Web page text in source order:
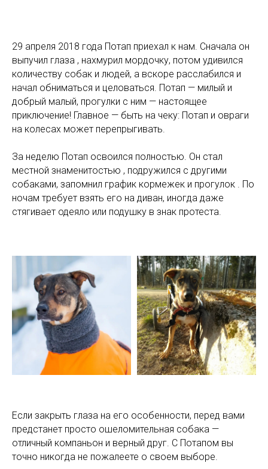
29 апреля 2018 года Потап приехал к нам. Сначала он
выпучил глаза , нахмурил мордочку, потом удивился
количеству собак и людей, а вскоре расслабился и
начал обниматься и целоваться. Потап — милый и
добрый малый, прогулки с ним — настоящее
приключение! Главное — быть на чеку: Потап и овраги
на колесах может перепрыгивать.
За неделю Потап освоился полностью. Он стал
местной знаменитостью , подружился с другими
собаками, запомнил график кормежек и прогулок . По
ночам требует взять его на диван, иногда даже
стягивает одеяло или подушку в знак протеста.
Если закрыть глаза на его особенности, перед вами
предстанет просто ошеломительная собака —
отличный компаньон и верный друг. С Потапом вы
точно никогда не пожалеете о своем выборе.